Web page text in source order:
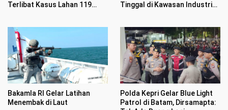
Terlibat Kasus Lahan 119
Tinggal di Kawasan Industri
Bakamla RI Gelar Latihan
Menembak di Laut
Polda Kepri Gelar Blue Light
Patrol di Batam, Dirsamapta: